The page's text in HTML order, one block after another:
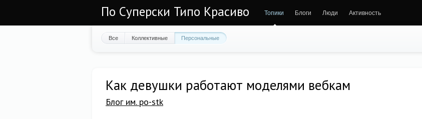
По Суперски Типо Красиво Топики Блоги Люди Активность
Все Коллективные Персональные
Как девушки работают моделями вебкам
Блог им. po-stk